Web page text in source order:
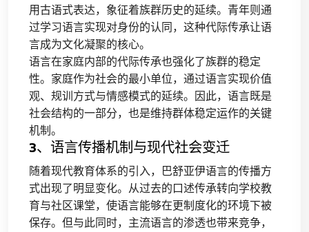
用古语式表达，象征着族群历史的延续。青年则通
过学习语言实现对身份的认同，这种代际传承让语
言成为文化凝聚的核心。
语言在家庭内部的代际传承也强化了族群的稳定
性。家庭作为社会的最小单位，通过语言实现价值
观、规训方式与情感模式的延续。因此，语言既是
社会结构的一部分，也是维持群体稳定运作的关键
机制。
3、语言传播机制与现代社会变迁
随着现代教育体系的引入，巴舒亚伊语言的传播方
式出现了明显变化。从过去的口述传承转向学校教
育与社区课堂，使语言能够在更制度化的环境下被
保存。但与此同时，主流语言的渗透也带来竞争，